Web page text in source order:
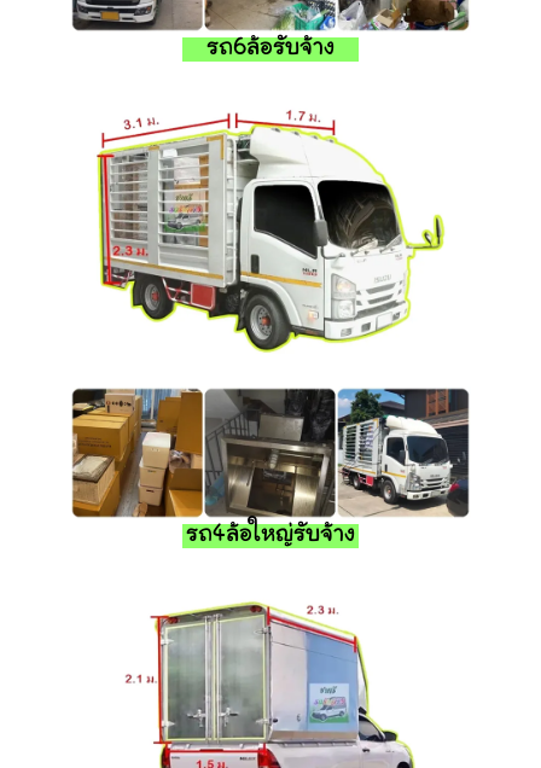
รถ6ล้อรับจ้าง
รถ4ล้อใหญ่รับจ้าง